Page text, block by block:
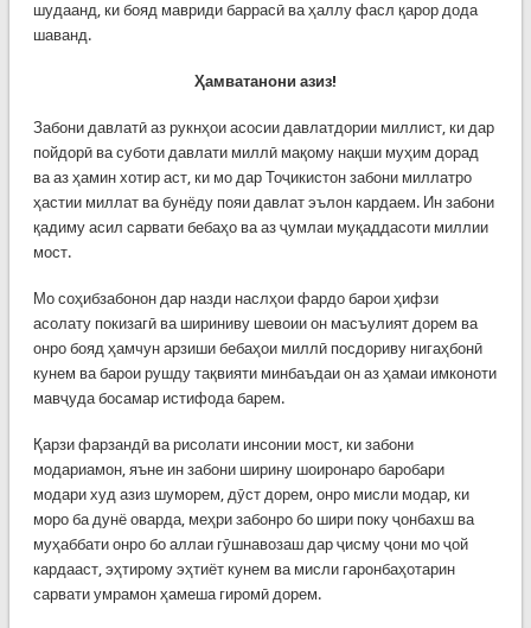
шудаанд, ки бояд мавриди баррасӣ ва ҳаллу фасл қарор дода
шаванд.
Ҳамватанони азиз!
Забони давлатӣ аз рукнҳои асосии давлатдории миллист, ки дар
пойдорӣ ва суботи давлати миллӣ мақому нақши муҳим дорад
ва аз ҳамин хотир аст, ки мо дар Тоҷикистон забони миллатро
ҳастии миллат ва бунёду пояи давлат эълон кардаем. Ин забони
қадиму асил сарвати бебаҳо ва аз ҷумлаи муқаддасоти миллии
мост.
Мо соҳибзабонон дар назди наслҳои фардо барои ҳифзи
асолату покизагӣ ва шириниву шевоии он масъулият дорем ва
онро бояд ҳамчун арзиши бебаҳои миллӣ посдориву нигаҳбонӣ
кунем ва барои рушду тақвияти минбаъдаи он аз ҳамаи имконоти
мавҷуда босамар истифода барем.
Қарзи фарзандӣ ва рисолати инсонии мост, ки забони
модариамон, яъне ин забони ширину шоиронаро баробари
модари худ азиз шуморем, дӯст дорем, онро мисли модар, ки
моро ба дунё оварда, меҳри забонро бо шири поку ҷонбахш ва
муҳаббати онро бо аллаи гӯшнавозаш дар ҷисму ҷони мо ҷой
кардааст, эҳтирому эҳтиёт кунем ва мисли гаронбаҳотарин
сарвати умрамон ҳамеша гиромӣ дорем.